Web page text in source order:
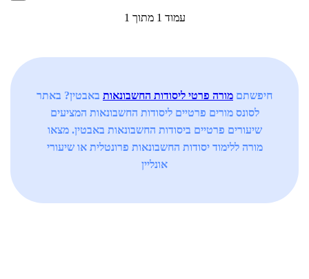
עמוד 1 מתוך 1
חיפשתם מורה פרטי ליסודות החשבונאות באבטין? באתר
לסונס מורים פרטיים ליסודות החשבונאות המציעים
שיעורים פרטיים ביסודות החשבונאות באבטין. מצאו
מורה ללימוד יסודות החשבונאות פרונטלית או שיעורי
אונליין